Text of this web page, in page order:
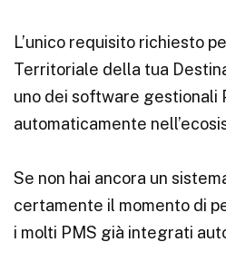
L’unico requisito richiesto
Territoriale della tua
uno dei software gestionali
automaticamente
Se non hai ancora un
certamente il momento di
i molti PMS già integrati